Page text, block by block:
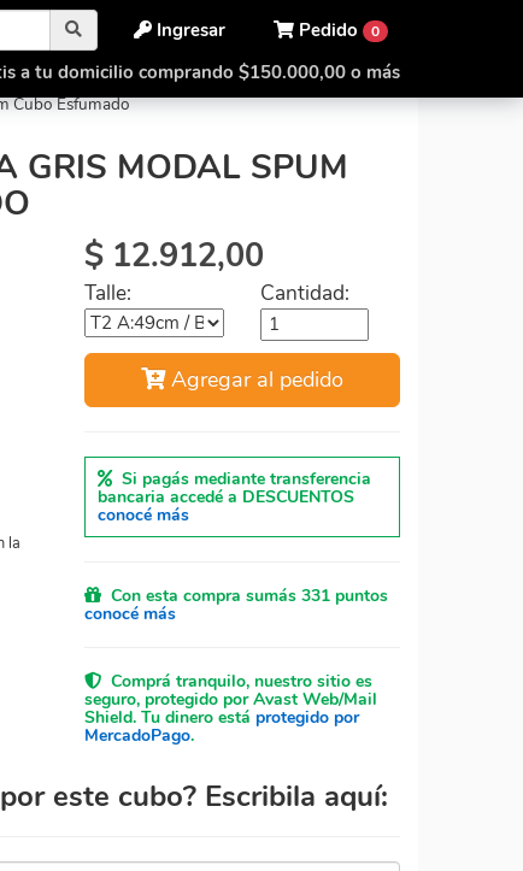
Pedido 0
Ingresar
a tu domicilio comprando $150.000,00 o más
Cubo Esfumado
GRIS MODAL SPUM
la
$ 12.912,00
Talle: Cantidad:
Agregar al pedido
Si pagás mediante transferencia
bancaria accedé a DESCUENTOS
conocé más
Con esta compra sumás 331 puntos
conocé más
Comprá tranquilo, nuestro sitio es
seguro, protegido por Avast Web/Mail
Shield. Tu dinero está protegido por
MercadoPago.
este cubo? Escribila aquí: